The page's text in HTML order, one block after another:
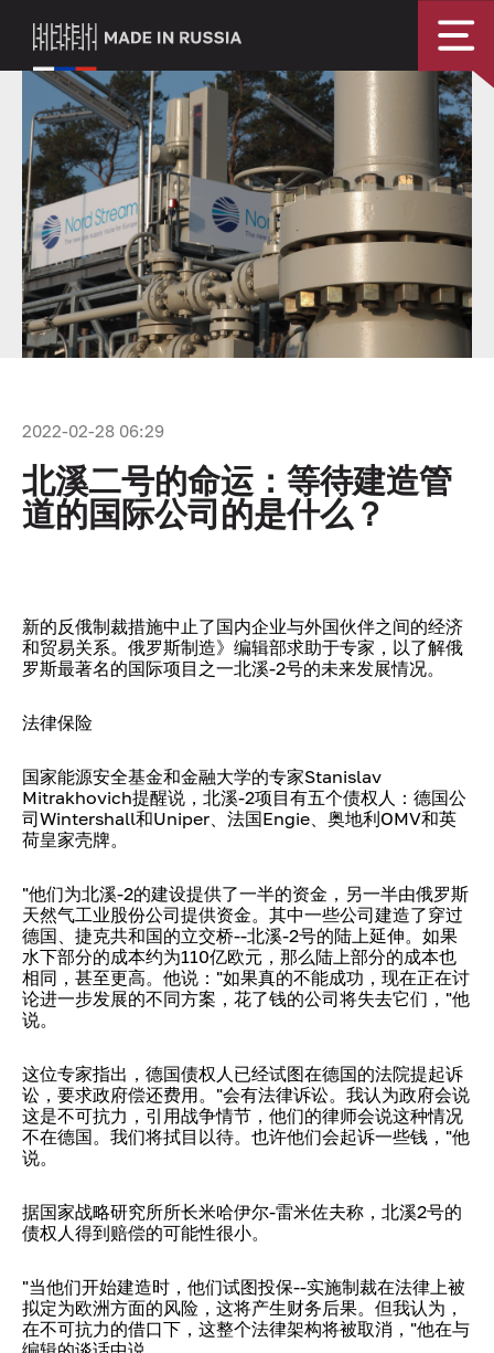
2022-02-28 06:29
北溪二号的命运：等待建造管
道的国际公司的是什么？
新的反俄制裁措施中止了国内企业与外国伙伴之间的经济
和贸易关系。俄罗斯制造》编辑部求助于专家，以了解俄
罗斯最著名的国际项目之一北溪-2号的未来发展情况。
法律保险
国家能源安全基金和金融大学的专家Stanislav
Mitrakhovich提醒说，北溪-2项目有五个债权人：德国公
司Wintershall和Uniper、法国Engie、奥地利OMV和英
荷皇家壳牌。
"他们为北溪-2的建设提供了一半的资金，另一半由俄罗斯
天然气工业股份公司提供资金。其中一些公司建造了穿过
德国、捷克共和国的立交桥--北溪-2号的陆上延伸。如果
水下部分的成本约为110亿欧元，那么陆上部分的成本也
相同，甚至更高。他说："如果真的不能成功，现在正在讨
论进一步发展的不同方案，花了钱的公司将失去它们，"他
说。
这位专家指出，德国债权人已经试图在德国的法院提起诉
讼，要求政府偿还费用。"会有法律诉讼。我认为政府会说
这是不可抗力，引用战争情节，他们的律师会说这种情况
不在德国。我们将拭目以待。也许他们会起诉一些钱，"他
说。
据国家战略研究所所长米哈伊尔-雷米佐夫称，北溪2号的
债权人得到赔偿的可能性很小。
"当他们开始建造时，他们试图投保--实施制裁在法律上被
拟定为欧洲方面的风险，这将产生财务后果。但我认为，
在不可抗力的借口下，这整个法律架构将被取消，"他在与